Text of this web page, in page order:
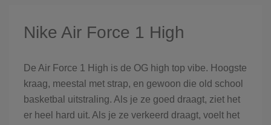
Nike Air Force 1 High
De Air Force 1 High is de OG high top vibe. Hoogste
kraag, meestal met strap, en gewoon die old school
basketbal uitstraling. Als je ze goed draagt, ziet het
er heel hard uit. Als je ze verkeerd draagt, voelt het